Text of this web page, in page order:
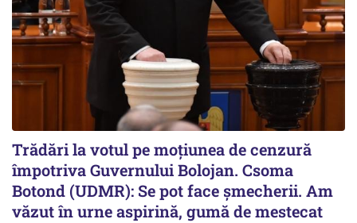
Trădări la votul pe moțiunea de cenzură
împotriva Guvernului Bolojan. Csoma
Botond (UDMR): Se pot face șmecherii. Am
văzut în urne aspirină, gumă de mestecat